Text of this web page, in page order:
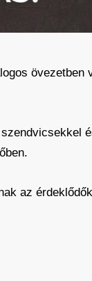
övezetben
az